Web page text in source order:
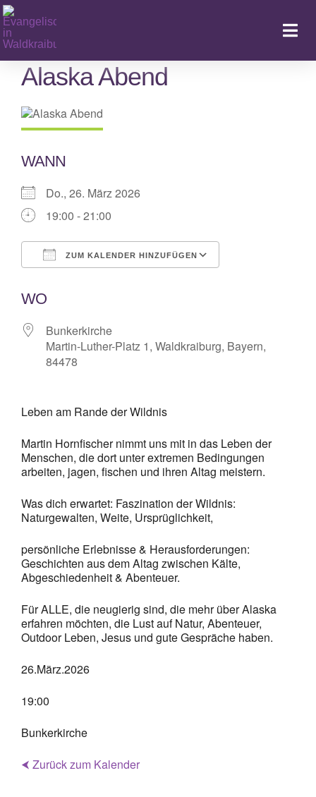
Zum
Inhalt
springen
Alaska Abend
WANN
Do., 26. März 2026
19:00 - 21:00
ZUM KALENDER HINZUFÜGEN
WO
Bunkerkirche
Martin-Luther-Platz 1, Waldkraiburg, Bayern,
84478
Leben am Rande der Wildnis
Martin Hornfischer nimmt uns mit in das Leben der
Menschen, die dort unter extremen Bedingungen
arbeiten, jagen, fischen und ihren Altag meistern.
Was dich erwartet: Faszination der Wildnis:
Naturgewalten, Weite, Ursprüglichkeit,
persönliche Erlebnisse & Herausforderungen:
Geschichten aus dem Altag zwischen Kälte,
Abgeschiedenheit & Abenteuer.
Für ALLE, die neugierig sind, die mehr über Alaska
erfahren möchten, die Lust auf Natur, Abenteuer,
Outdoor Leben, Jesus und gute Gespräche haben.
26.März.2026
19:00
Bunkerkirche
⮜ Zurück zum Kalender